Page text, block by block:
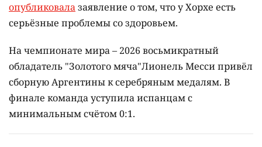
опубликовалазаявление о том, что у Хорхе есть
серьёзные проблемы со здоровьем.
На чемпионате мира – 2026 восьмикратный
обладатель "Золотого мяча"Лионель Месси привёл
сборную Аргентины к серебряным медалям. В
финале команда уступила испанцам с
минимальным счётом 0:1.